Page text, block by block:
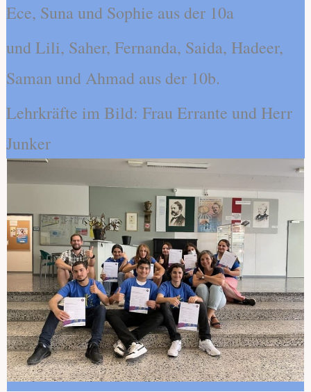
Ece, Suna und Sophie aus der 10a
und Lili, Saher, Fernanda, Saida, Hadeer,
Saman und Ahmad aus der 10b.
Lehrkräfte im Bild: Frau Errante und Herr
Junker